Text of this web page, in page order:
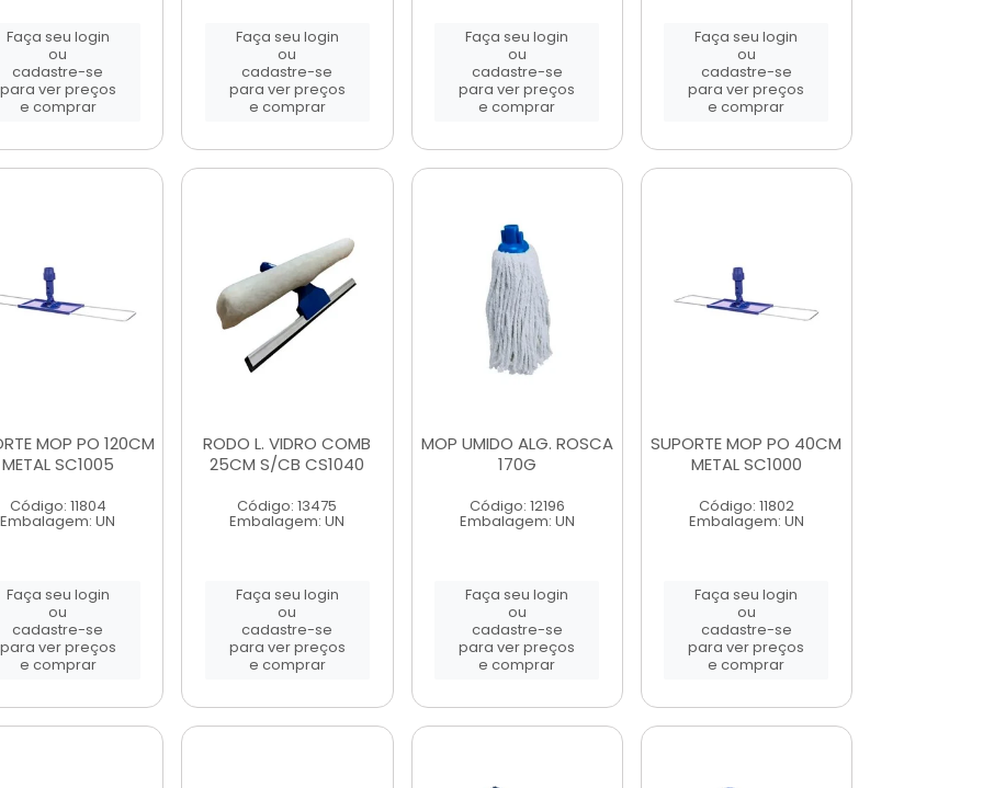
Faça seu login
ou
cadastre-se
para ver preços
e comprar
Faça seu login
ou
cadastre-se
para ver preços
e comprar
Faça seu login
ou
cadastre-se
para ver preços
e comprar
Faça seu login
ou
cadastre-se
para ver preços
e comprar
MOP PO 120CM
METAL SC1005
Código: 11804
Embalagem: UN
Faça seu login
ou
cadastre-se
para ver preços
e comprar
RODO L. VIDRO COMB
25CM S/CB CS1040
Código: 13475
Embalagem: UN
Faça seu login
ou
cadastre-se
para ver preços
e comprar
MOP UMIDO ALG. ROSCA
170G
Código: 12196
Embalagem: UN
Faça seu login
ou
cadastre-se
para ver preços
e comprar
SUPORTE MOP PO 40CM
METAL SC1000
Código: 11802
Embalagem: UN
Faça seu login
ou
cadastre-se
para ver preços
e comprar